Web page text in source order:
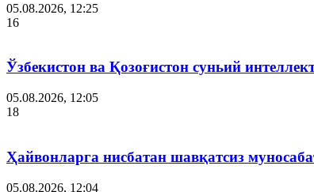
05.08.2026, 12:25
16
Ўзбекистон ва Қозоғистон суньий
05.08.2026, 12:05
18
Ҳайвонларга нисбатан шавқатсиз
05.08.2026, 12:04